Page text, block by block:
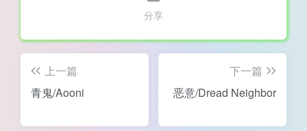
分享
上一篇
青鬼/Aooni
下一篇
恶意/Dread Neighbor